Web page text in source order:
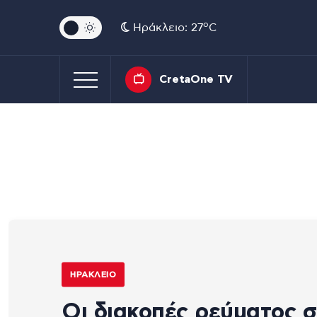
Ηράκλειο: 27oC
CretaOne TV
ΗΡΆΚΛΕΙΟ
Οι διακοπές ρεύματος